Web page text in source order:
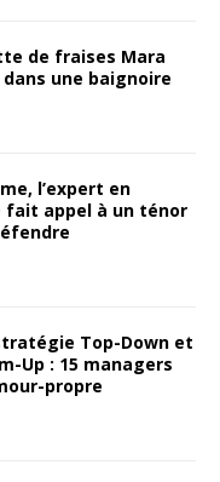
de fraises Mara
une baignoire
l’expert en
fait appel à un ténor
Top-Down et
Up : 15 managers
propre